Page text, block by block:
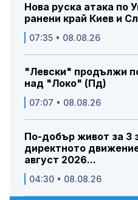
Нова руска атака по
ранени край Киев и
07:35 • 08.08.26
"Левски" продължи
над "Локо" (Пд)
07:07 • 08.08.26
По-добър живот за 3
директното
август 2026...
04:30 • 08.08.26